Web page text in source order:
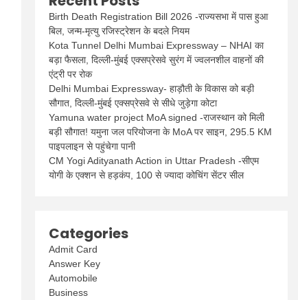
Birth Death Registration Bill 2026 -राज्यसभा में पास हुआ
बिल, जन्म-मृत्यु रजिस्ट्रेशन के बदले नियम
Kota Tunnel Delhi Mumbai Expressway – NHAI का
बड़ा फैसला, दिल्ली-मुंबई एक्सप्रेसवे सुरंग में ज्वलनशील वाहनों की
एंट्री पर रोक
Delhi Mumbai Expressway- हाड़ौती के विकास को बड़ी
सौगात, दिल्ली-मुंबई एक्सप्रेसवे से सीधे जुड़ेगा कोटा
Yamuna water project MoA signed -राजस्थान को मिली
बड़ी सौगात! यमुना जल परियोजना के MoA पर साइन, 295.5 KM
पाइपलाइन से पहुंचेगा पानी
CM Yogi Adityanath Action in Uttar Pradesh -सीएम
योगी के एक्शन से हड़कंप, 100 से ज्यादा कोचिंग सेंटर सील
Categories
Admit Card
Answer Key
Automobile
Business